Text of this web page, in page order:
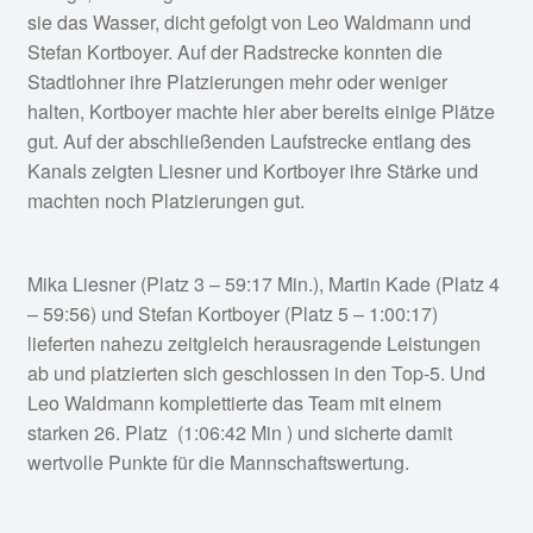
sie das Wasser, dicht gefolgt von Leo Waldmann und
Stefan Kortboyer. Auf der Radstrecke konnten die
Stadtlohner ihre Platzierungen mehr oder weniger
halten, Kortboyer machte hier aber bereits einige Plätze
gut. Auf der abschließenden Laufstrecke entlang des
Kanals zeigten Liesner und Kortboyer ihre Stärke und
machten noch Platzierungen gut.
Mika Liesner (Platz 3 – 59:17 Min.), Martin Kade (Platz 4
– 59:56) und Stefan Kortboyer (Platz 5 – 1:00:17)
lieferten nahezu zeitgleich herausragende Leistungen
ab und platzierten sich geschlossen in den Top‑5. Und
Leo Waldmann komplettierte das Team mit einem
starken 26. Platz (1:06:42 Min ) und sicherte damit
wertvolle Punkte für die Mannschaftswertung.